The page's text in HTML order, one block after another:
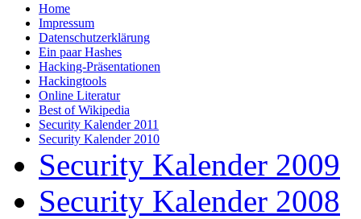
Home
Impressum
Datenschutzerklärung
Ein paar Hashes
Hacking-Präsentationen
Hackingtools
Online Literatur
Best of Wikipedia
Security Kalender 2011
Security Kalender 2010
Security Kalender 2009
Security Kalender 2008